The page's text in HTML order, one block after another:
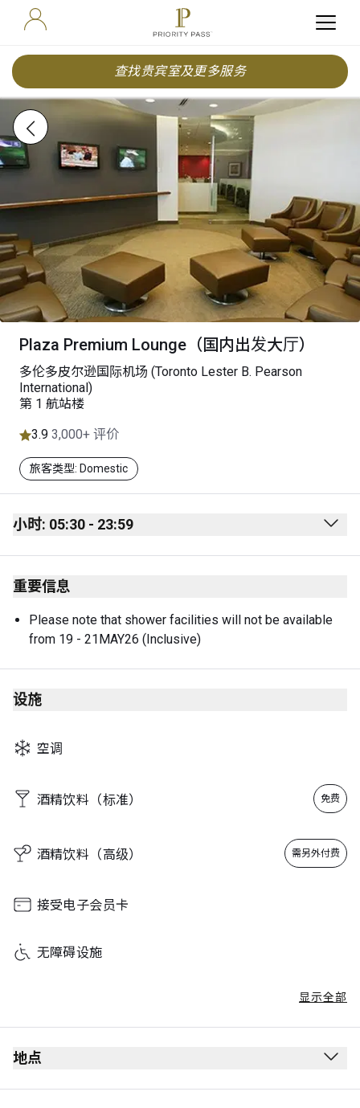
查找贵宾室及更多服务
Plaza Premium Lounge（国内出发大厅）
多伦多皮尔逊国际机场 (Toronto Lester B. Pearson
International)
第 1 航站楼
3.9 3,000+ 评价
旅客类型: Domestic
小时: 05:30 - 23:59
Monday 05:30 - 23:59
Tuesday
Wednesday 05:30 - 23:59
Thursday
Saturday
重要信息
Please note that shower facilities will not be available
from 19 - 21MAY26 (Inclusive)
设施
空调
酒精饮料（标准） 免费
酒精饮料（高级） 需另外付费
接受电子会员卡
无障碍设施
显示全部
地点
出发